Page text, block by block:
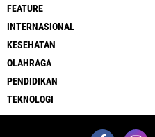
FEATURE
INTERNASIONAL
KESEHATAN
OLAHRAGA
PENDIDIKAN
TEKNOLOGI